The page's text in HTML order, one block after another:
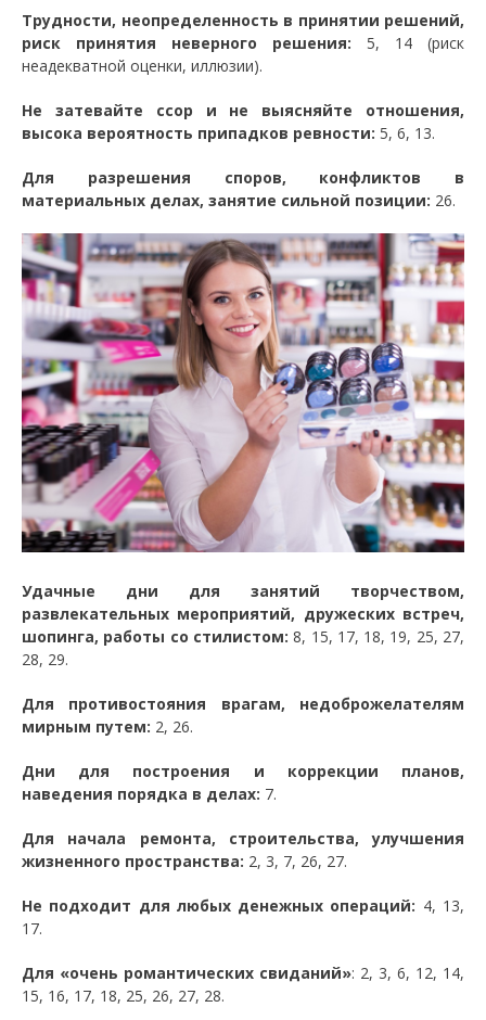
Трудности, неопределенность в принятии решений,
риск принятия неверного решения: 5, 14 (риск
неадекватной оценки, иллюзии).
Не затевайте ссор и не выясняйте отношения,
высока вероятность припадков ревности: 5, 6, 13.
Для разрешения споров, конфликтов в
материальных делах, занятие сильной позиции: 26.
Удачные дни для занятий творчеством,
развлекательных мероприятий, дружеских встреч,
шопинга, работы со стилистом: 8, 15, 17, 18, 19, 25, 27,
28, 29.
Для противостояния врагам, недоброжелателям
мирным путем: 2, 26.
Дни для построения и коррекции планов,
наведения порядка в делах: 7.
Для начала ремонта, строительства, улучшения
жизненного пространства: 2, 3, 7, 26, 27.
Не подходит для любых денежных операций: 4, 13,
17.
Для «очень романтических свиданий»: 2, 3, 6, 12, 14,
15, 16, 17, 18, 25, 26, 27, 28.